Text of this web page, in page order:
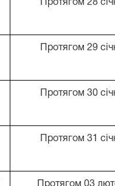
Протягом 28
Протягом 29
Протягом 30
Протягом 31
Протягом 03